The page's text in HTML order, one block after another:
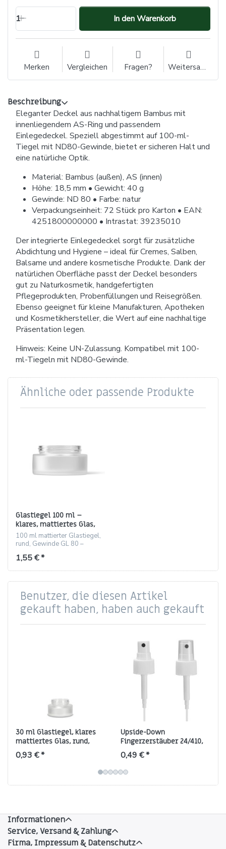
1 In den Warenkorb
Merken Vergleichen Fragen? Weitersagen
Beschreibung
Eleganter Deckel aus nachhaltigem Bambus mit
innenliegendem AS-Ring und passendem
Einlegedeckel. Speziell abgestimmt auf 100-ml-
Tiegel mit ND80-Gewinde, bietet er sicheren Halt und
eine natürliche Optik.
Material: Bambus (außen), AS (innen)
Höhe: 18,5 mm • Gewicht: 40 g
Gewinde: ND 80 • Farbe: natur
Verpackungseinheit: 72 Stück pro Karton • EAN:
4251800000000 • Intrastat: 39235010
Der integrierte Einlegedeckel sorgt für zusätzliche
Abdichtung und Hygiene – ideal für Cremes, Salben,
Balsame und andere kosmetische Produkte. Dank der
natürlichen Oberfläche passt der Deckel besonders
gut zu Naturkosmetik, handgefertigten
Pflegeprodukten, Probenfüllungen und Reisegrößen.
Ebenso geeignet für kleine Manufakturen, Apotheken
und Kosmetikhersteller, die Wert auf eine nachhaltige
Präsentation legen.
Hinweis: Keine UN-Zulassung. Kompatibel mit 100-
ml-Tiegeln mit ND80-Gewinde.
Ähnliche oder passende Produkte
Glastiegel 100 ml –
klares, mattiertes Glas,
rund, Gewinde GL 80
100 ml mattierter Glastiegel,
rund, Gewinde GL 80 –
1,55 € *
Benutzer, die diesen Artikel
gekauft haben, haben auch gekauft
30 ml Glastiegel, klares
mattiertes Glas, rund,
Gewinde GL54
0,93 € *
Upside-Down
Fingerzerstäuber 24/410,
weiß (PP) – schwarze
Düse, klare Kappe
0,49 € *
Informationen
Service, Versand & Zahlung
Firma, Impressum & Datenschutz